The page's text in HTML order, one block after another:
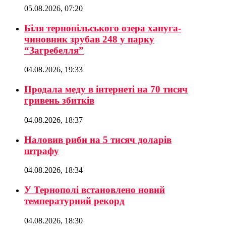
05.08.2026, 07:20
Біля тернопільського озера хапуга-
чиновник зрубав 248 у парку
“Загребелля”
04.08.2026, 19:33
Продала меду в інтернеті на 70 тисяч
гривень збитків
04.08.2026, 18:37
Наловив риби на 5 тисяч доларів
штрафу
04.08.2026, 18:34
У Тернополі встановлено новий
температурний рекорд
04.08.2026, 18:30